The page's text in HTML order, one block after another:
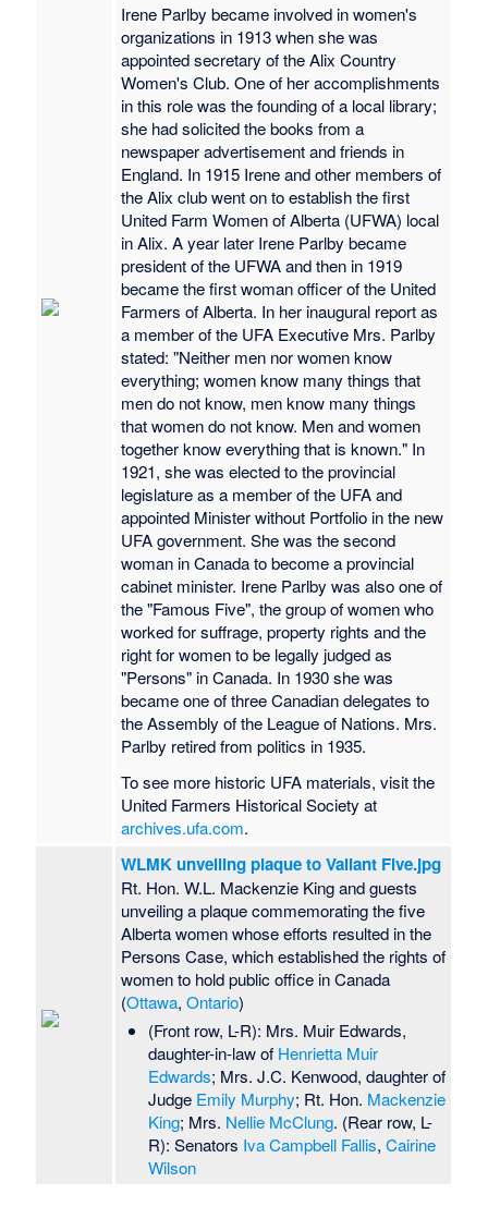
Irene Parlby became involved in women's
organizations in 1913 when she was
appointed secretary of the Alix Country
Women's Club. One of her accomplishments
in this role was the founding of a local library;
she had solicited the books from a
newspaper advertisement and friends in
England. In 1915 Irene and other members of
the Alix club went on to establish the first
United Farm Women of Alberta (UFWA) local
in Alix. A year later Irene Parlby became
president of the UFWA and then in 1919
became the first woman officer of the United
Farmers of Alberta. In her inaugural report as
a member of the UFA Executive Mrs. Parlby
stated: "Neither men nor women know
everything; women know many things that
men do not know, men know many things
that women do not know. Men and women
together know everything that is known." In
1921, she was elected to the provincial
legislature as a member of the UFA and
appointed Minister without Portfolio in the new
UFA government. She was the second
woman in Canada to become a provincial
cabinet minister. Irene Parlby was also one of
the "Famous Five", the group of women who
worked for suffrage, property rights and the
right for women to be legally judged as
"Persons" in Canada. In 1930 she was
became one of three Canadian delegates to
the Assembly of the League of Nations. Mrs.
Parlby retired from politics in 1935.
To see more historic UFA materials, visit the
United Farmers Historical Society at
archives.ufa.com.
WLMK unveiling plaque to Valiant Five.jpg
Rt. Hon. W.L. Mackenzie King and guests
unveiling a plaque commemorating the five
Alberta women whose efforts resulted in the
Persons Case, which established the rights of
women to hold public office in Canada
(Ottawa,Ontario)
(Front row, L-R): Mrs. Muir Edwards,
daughter-in-law of Henrietta Muir
Edwards; Mrs. J.C. Kenwood, daughter of
Judge Emily Murphy; Rt. Hon. Mackenzie
King; Mrs. Nellie McClung. (Rear row, L-
R): Senators Iva Campbell Fallis, Cairine
Wilson